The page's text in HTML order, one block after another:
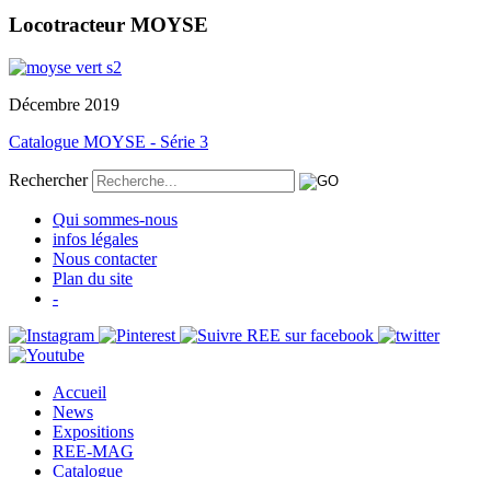
Locotracteur MOYSE
Décembre 2019
Catalogue MOYSE - Série 3
Rechercher
Qui sommes-nous
infos légales
Nous contacter
Plan du site
-
Accueil
News
Expositions
REE-MAG
Catalogue